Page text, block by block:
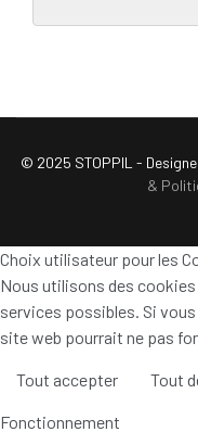
© 2025 STOPPIL -
&
Choix utilisateur pour les
Nous utilisons des
services possibles. Si
site web pourrait ne pas
Tout accepter Tout
Fonctionnement